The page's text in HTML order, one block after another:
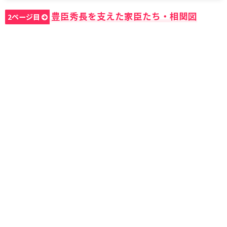
2ページ目 豊臣秀長を支えた家臣たち・相関図